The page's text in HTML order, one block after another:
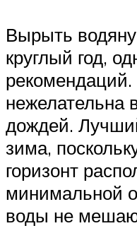
Вырыть
круглый год,
рекомендаций.
нежелательна
дождей.
зима,
горизонт
минимальной
воды не